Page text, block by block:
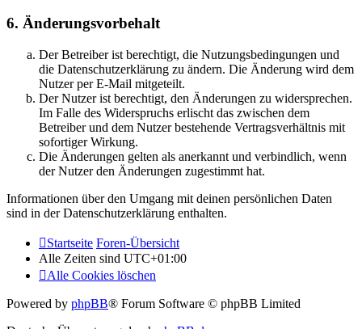
6. Änderungsvorbehalt
Der Betreiber ist berechtigt, die Nutzungsbedingungen und
die Datenschutzerklärung zu ändern. Die Änderung wird dem
Nutzer per E-Mail mitgeteilt.
Der Nutzer ist berechtigt, den Änderungen zu widersprechen.
Im Falle des Widerspruchs erlischt das zwischen dem
Betreiber und dem Nutzer bestehende Vertragsverhältnis mit
sofortiger Wirkung.
Die Änderungen gelten als anerkannt und verbindlich, wenn
der Nutzer den Änderungen zugestimmt hat.
Informationen über den Umgang mit deinen persönlichen Daten
sind in der Datenschutzerklärung enthalten.
Startseite Foren-Übersicht
Alle Zeiten sind UTC+01:00
Alle Cookies löschen
Powered by phpBB® Forum Software © phpBB Limited